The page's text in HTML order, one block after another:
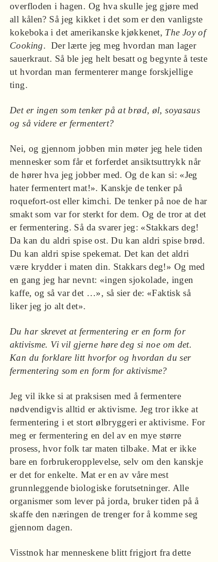
overfloden i hagen. Og hva skulle jeg gjøre med
all kålen? Så jeg kikket i det som er den vanligste
kokeboka i det amerikanske kjøkkenet, The Joy of
Cooking. Der lærte jeg meg hvordan man lager
sauerkraut. Så ble jeg helt besatt og begynte å teste
ut hvordan man fermenterer mange forskjellige
ting.
Det er ingen som tenker på at brød, øl, soyasaus
og så videre er fermentert?
Nei, og gjennom jobben min møter jeg hele tiden
mennesker som får et forferdet ansiktsuttrykk når
de hører hva jeg jobber med. Og de kan si: «Jeg
hater fermentert mat!». Kanskje de tenker på
roquefort-ost eller kimchi. De tenker på noe de har
smakt som var for sterkt for dem. Og de tror at det
er fermentering. Så da svarer jeg: «Stakkars deg!
Da kan du aldri spise ost. Du kan aldri spise brød.
Du kan aldri spise spekemat. Det kan det aldri
være krydder i maten din. Stakkars deg!» Og med
en gang jeg har nevnt: «ingen sjokolade, ingen
kaffe, og så var det …», så sier de: «Faktisk så
liker jeg jo alt det».
Du har skrevet at fermentering er en form for
aktivisme. Vi vil gjerne høre deg si noe om det.
Kan du forklare litt hvorfor og hvordan du ser
fermentering som en form for aktivisme?
Jeg vil ikke si at praksisen med å fermentere
nødvendigvis alltid er aktivisme. Jeg tror ikke at
fermentering i et stort ølbryggeri er aktivisme. For
meg er fermentering en del av en mye større
prosess, hvor folk tar maten tilbake. Mat er ikke
bare en forbrukeropplevelse, selv om den kanskje
er det for enkelte. Mat er en av våre mest
grunnleggende biologiske forutsetninger. Alle
organismer som lever på jorda, bruker tiden på å
skaffe den næringen de trenger for å komme seg
gjennom dagen.
Visstnok har menneskene blitt frigjort fra dette